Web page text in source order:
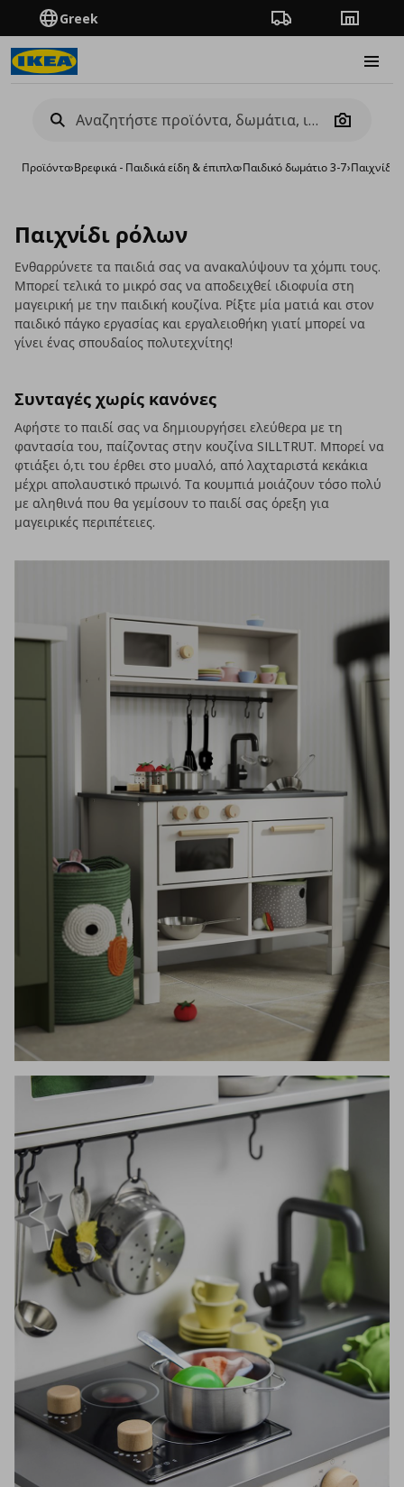
Greek Πορεία παραγγελίας
Camera
Προϊόντα›Βρεφικά - Παιδικά είδη & έπιπλα›Παιδικό δωμάτιο 3-7›
Παιχνίδι ρόλων
Ενθαρρύνετε τα παιδιά σας να ανακαλύψουν τα χόμπι τους.
Μπορεί τελικά το μικρό σας να αποδειχθεί ιδιοφυία στη
μαγειρική με την παιδική κουζίνα. Ρίξτε μία ματιά και στον
παιδικό πάγκο εργασίας και εργαλειοθήκη γιατί μπορεί να
γίνει ένας σπουδαίος πολυτεχνίτης!
Συνταγές χωρίς κανόνες
Αφήστε το παιδί σας να δημιουργήσει ελεύθερα με τη
φαντασία του, παίζοντας στην κουζίνα SILLTRUT. Μπορεί να
φτιάξει ό,τι του έρθει στο μυαλό, από λαχταριστά κεκάκια
μέχρι απολαυστικό πρωινό. Τα κουμπιά μοιάζουν τόσο πολύ
με αληθινά που θα γεμίσουν το παιδί σας όρεξη για
μαγειρικές περιπέτειες.